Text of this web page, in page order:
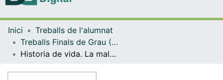
Navega per tot el DD
Com publicar
Inici
Treballs de l'alumnat
Treballs Finals de Grau (TFG) - Treball Social
Historia de vida. La malaltia renal crònica terminal i les seves conseqüències. Anàlisi i reflexió des d’una perspectiva psicosocial i des de la mirada del treball social